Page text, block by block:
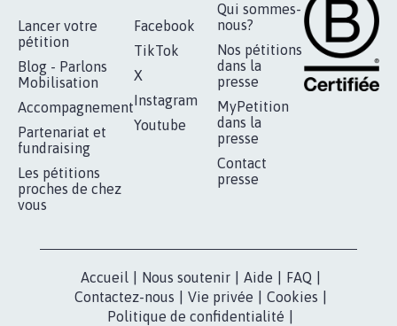
Lancer votre
pétition
Blog - Parlons
Mobilisation
Accompagnement
Partenariat et
fundraising
Les pétitions
proches de chez
vous
Facebook
TikTok
X
Instagram
Youtube
Qui sommes-
nous?
Nos pétitions
dans la
presse
MyPetition
dans la
presse
Contact
presse
Accueil Nous soutenir Aide FAQ
Contactez-nous
Vie privée Cookies
Politique de confidentialité